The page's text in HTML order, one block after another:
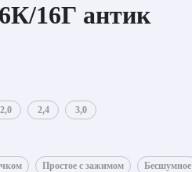
16Г антик
2,0 2,4 3,0
Простое с зажимом Бесшумное